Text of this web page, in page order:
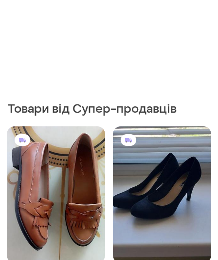
799 грн 2
John Rocha
Туфлі лофери жіночі шкіряні
rocha. john rocha
400 грн
360 грн з 10 серп
Туфлі жіночі на каблучку
стильні